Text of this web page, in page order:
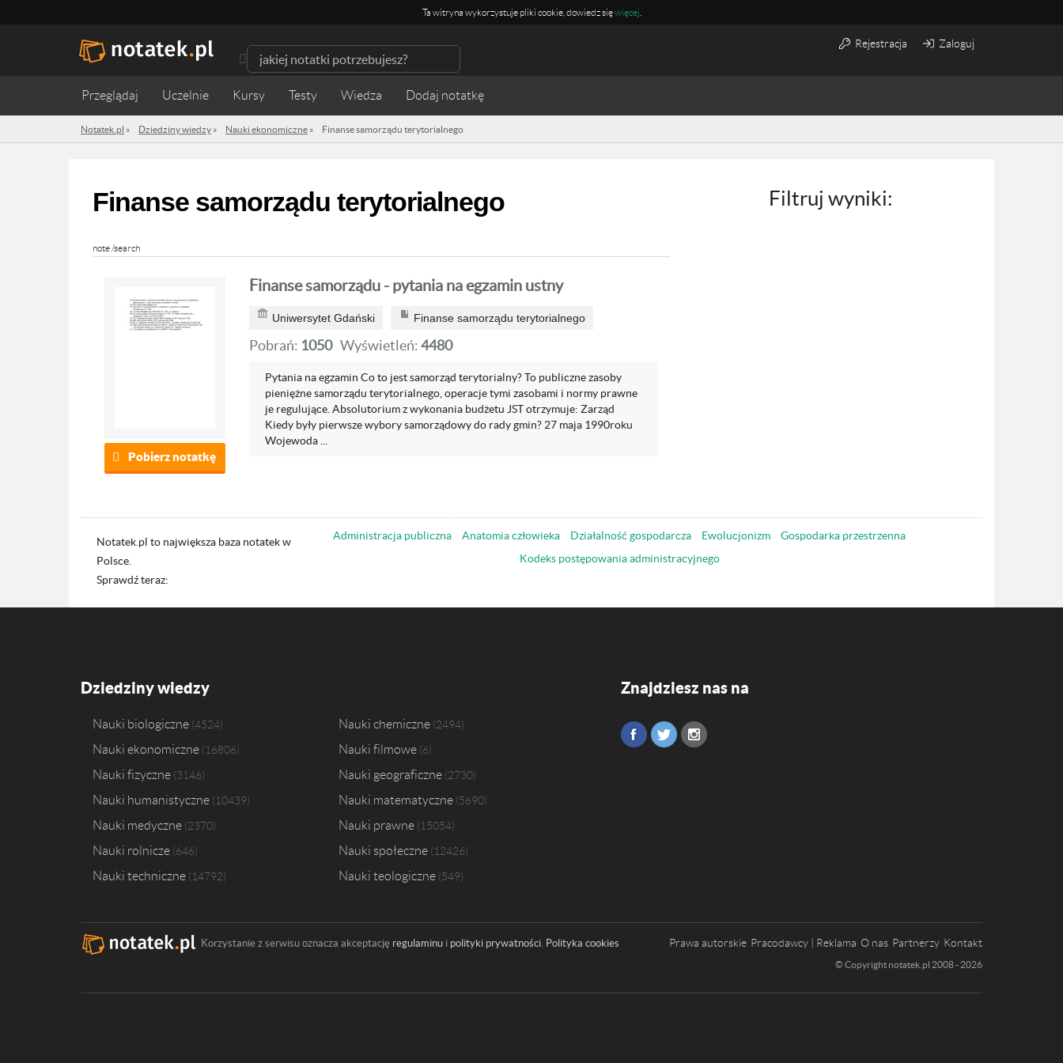
Ta witryna wykorzystuje pliki cookie, dowiedz sięwięcej
Rejestracja Zaloguj
Przeglądaj Uczelnie Kursy Testy Wiedza
Notatek.pl » Dziedziny wiedzy » Nauki ekonomiczne » Finanse samorządu terytorialnego
Finanse samorządu terytorialnego
note /search
Pobierz notatkę
Finanse samorządu - pytania na egzamin ustny
Uniwersytet Gdański Finanse samorządu terytorialnego
Pobrań: 1050 Wyświetleń:4480
Pytania na egzamin Co to jest samorząd terytorialny? To publiczne zasoby
pieniężne samorządu terytorialnego, operacje tymi zasobami i normy prawne
je regulujące. Absolutorium z wykonania budżetu JST otrzymuje: Zarząd
Kiedy były pierwsze wybory samorządowy do rady gmin? 27 maja 1990roku
Wojewoda ...
Filtruj wyniki:
Notatek.pl to największa baza notatek w
Polsce.
Sprawdź teraz:
Administracja publiczna Anatomia człowieka Działalność gospodarcza Ewolucjonizm
Gospodarka przestrzenna
Kodeks postępowania administracyjnego
Dziedziny wiedzy
Nauki biologiczne 4524 Nauki chemiczne 2494
Nauki ekonomiczne 16806 Nauki filmowe 6
Nauki fizyczne 3146 Nauki geograficzne 2730
Nauki humanistyczne 10439 Nauki matematyczne 5690
Nauki medyczne 2370 Nauki prawne 15054
Nauki rolnicze 646 Nauki społeczne 12426
Nauki techniczne 14792 Nauki teologiczne 549
Znajdziesz nas na
Korzystanie z serwisu oznacza akceptację regulaminu i polityki prywatności Polityka cookies Prawa autorskie Pracodawcy | Reklama O nas Partnerzy Kontakt
© Copyright notatek.pl 2008 - 2026